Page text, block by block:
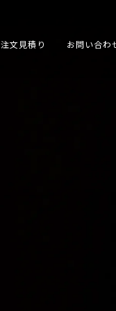
注文見積り お問い合わ